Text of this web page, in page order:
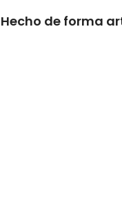
Hecho de forma